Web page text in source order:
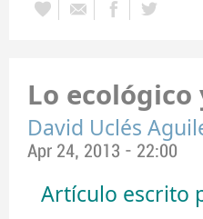
Lo
David Uclés
Apr 24, 2013 - 22:00
Artículo escrito